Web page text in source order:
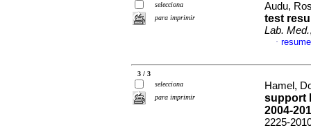
selecciona
para imprimir
Audu,
test
Lab. Med.
·
3 / 3
selecciona
para imprimir
Hamel,
support
2004-
2225-